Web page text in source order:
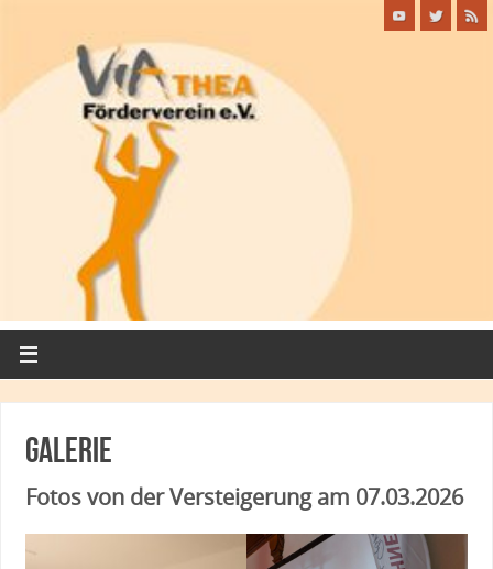
Galerie
Fotos von der Versteigerung am 07.03.2026